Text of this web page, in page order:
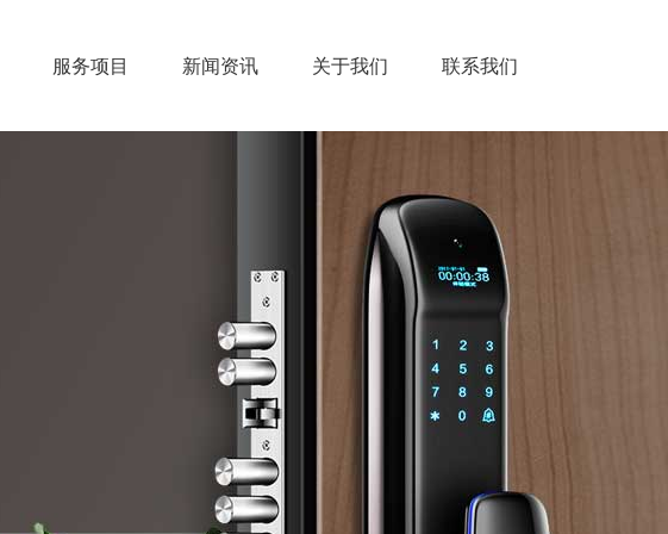
服务项目 新闻资讯 关于我们 联系我们